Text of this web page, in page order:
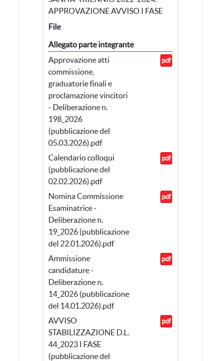
APPROVAZIONE AVVISO I FASE
File
Allegato parte integrante
Approvazione atti
commissione,
graduatorie finali e
proclamazione vincitori
- Deliberazione n.
198_2026
(pubblicazione del
05.03.2026).pdf
pdf
Calendario colloqui
(pubblicazione del
02.02.2026).pdf
pdf
Nomina Commissione
Esaminatrice -
Deliberazione n.
19_2026 (pubblicazione
del 22.01.2026).pdf
pdf
Ammissione
candidature -
Deliberazione n.
14_2026 (pubblicazione
del 14.01.2026).pdf
pdf
AVVISO
STABILIZZAZIONE D.L.
44_2023 I FASE
(pubblicazione del
pdf